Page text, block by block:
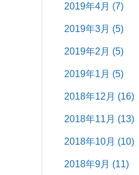
2019年4月 (7)
2019年3月 (5)
2019年2月 (5)
2019年1月 (5)
2018年12月 (16)
2018年11月 (13)
2018年10月 (10)
2018年9月 (11)